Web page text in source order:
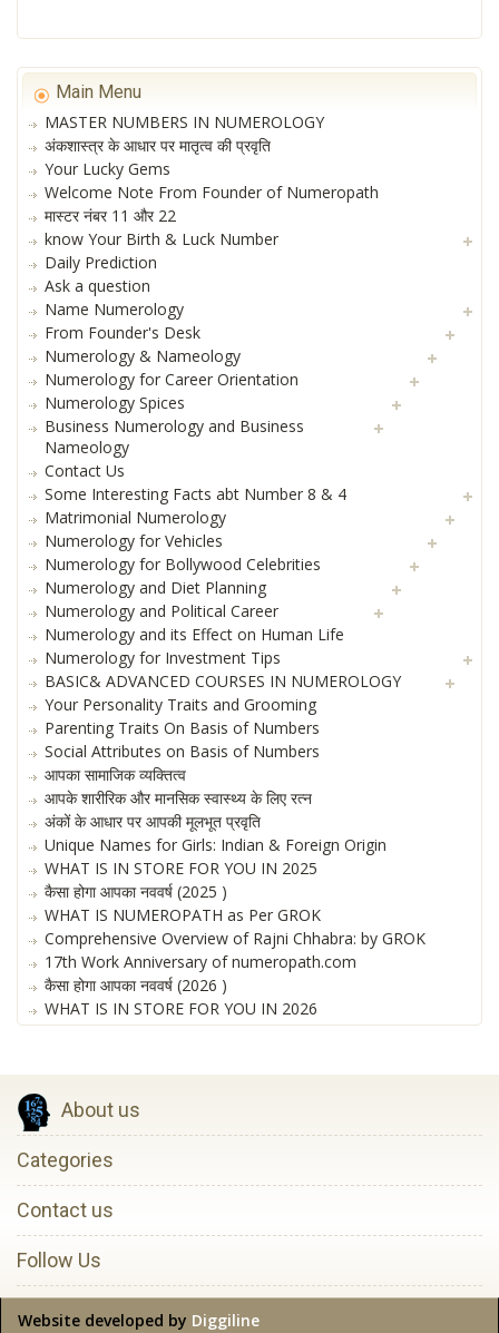
Main Menu
MASTER NUMBERS IN NUMEROLOGY
अंकशास्त्र के आधार पर मातृत्व की प्रवृति
Your Lucky Gems
Welcome Note From Founder of Numeropath
मास्टर नंबर 11 और 22
know Your Birth & Luck Number
Daily Prediction
Ask a question
Name Numerology
From Founder's Desk
Numerology & Nameology
Numerology for Career Orientation
Numerology Spices
Business Numerology and Business
Nameology
Contact Us
Some Interesting Facts abt Number 8 & 4
Matrimonial Numerology
Numerology for Vehicles
Numerology for Bollywood Celebrities
Numerology and Diet Planning
Numerology and Political Career
Numerology and its Effect on Human Life
Numerology for Investment Tips
BASIC& ADVANCED COURSES IN NUMEROLOGY
Your Personality Traits and Grooming
Parenting Traits On Basis of Numbers
Social Attributes on Basis of Numbers
आपका सामाजिक व्यक्तित्व
आपके शारीरिक और मानसिक स्वास्थ्य के लिए रत्न
अंकों के आधार पर आपकी मूलभूत प्रवृति
Unique Names for Girls: Indian & Foreign Origin
WHAT IS IN STORE FOR YOU IN 2025
कैसा होगा आपका नववर्ष (2025 )
WHAT IS NUMEROPATH as Per GROK
Comprehensive Overview of Rajni Chhabra: by GROK
17th Work Anniversary of numeropath.com
कैसा होगा आपका नववर्ष (2026 )
WHAT IS IN STORE FOR YOU IN 2026
About us
Categories
Contact us
Follow Us
Website developed by Diggiline